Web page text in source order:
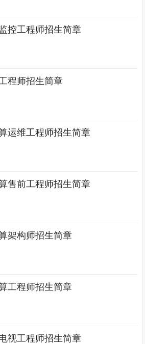
控工程师招生简章
程师招生简章
运维工程师招生简章
售前工程师招生简章
架构师招生简章
工程师招生简章
视工程师招生简章